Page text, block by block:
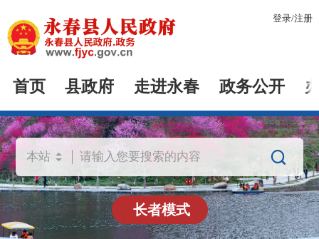
登录/注册
首页 县政府 走进永春 政务公开

长者模式